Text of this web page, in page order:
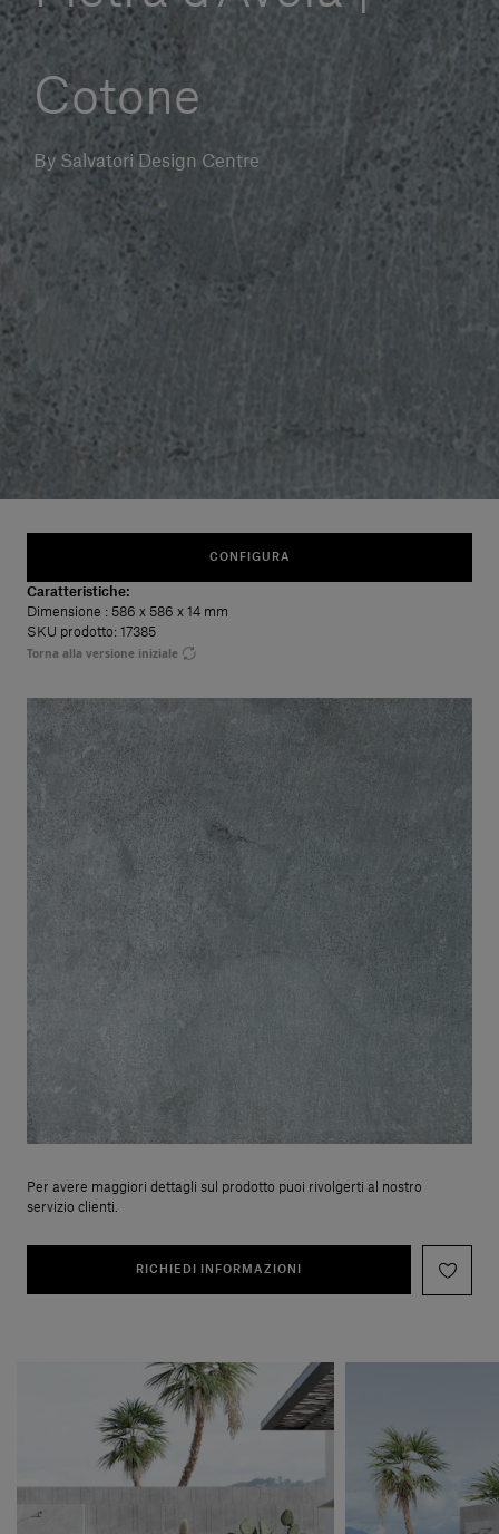
Servizi al cliente
Accedi
Cotone
By Salvatori Design Centre
CONFIGURA
Caratteristiche:
Dimensione : 586 x 586 x 14 mm
SKU prodotto: 17385
Torna alla versione iniziale
Per avere maggiori dettagli sul prodotto puoi rivolgerti al nostro
servizio clienti.
RICHIEDI INFORMAZIONI